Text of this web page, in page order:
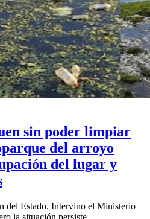
sin poder limpiar
del arroyo
del lugar y
del Estado. Intervino el Ministerio
la situación persiste.